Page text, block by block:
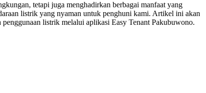
tetapi juga menghadirkan berbagai manfaat yang
listrik yang nyaman untuk penghuni kami. Artikel ini akan
penggunaan listrik melalui aplikasi Easy Tenant Pakubuwono.